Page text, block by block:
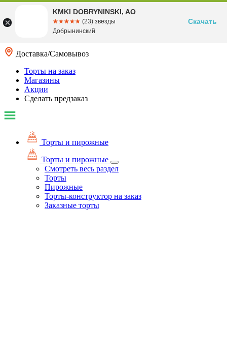
Доставка/Самовывоз
Торты на заказ
Магазины
Акции
Сделать предзаказ
Торты и пирожные
Торты и пирожные
Смотреть весь раздел
Торты
Пирожные
Торты-конструктор на заказ
Заказные торты
KMKI DOBRYNINSKI, AO
☆☆☆☆☆
★★★★★ (23) звезды
Добрынинский
Скачать